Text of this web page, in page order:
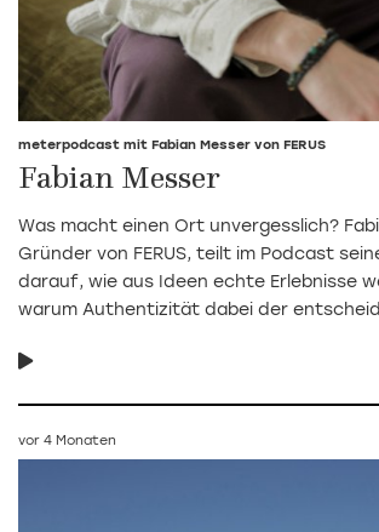
meterpodcast mit Fabian Messer von FERUS
Fabian Messer
Was macht einen Ort unvergesslich?
Gründer von FERUS, teilt im Podcast
darauf, wie aus Ideen echte Erlebnisse
warum Authentizität dabei der
vor 4 Monaten